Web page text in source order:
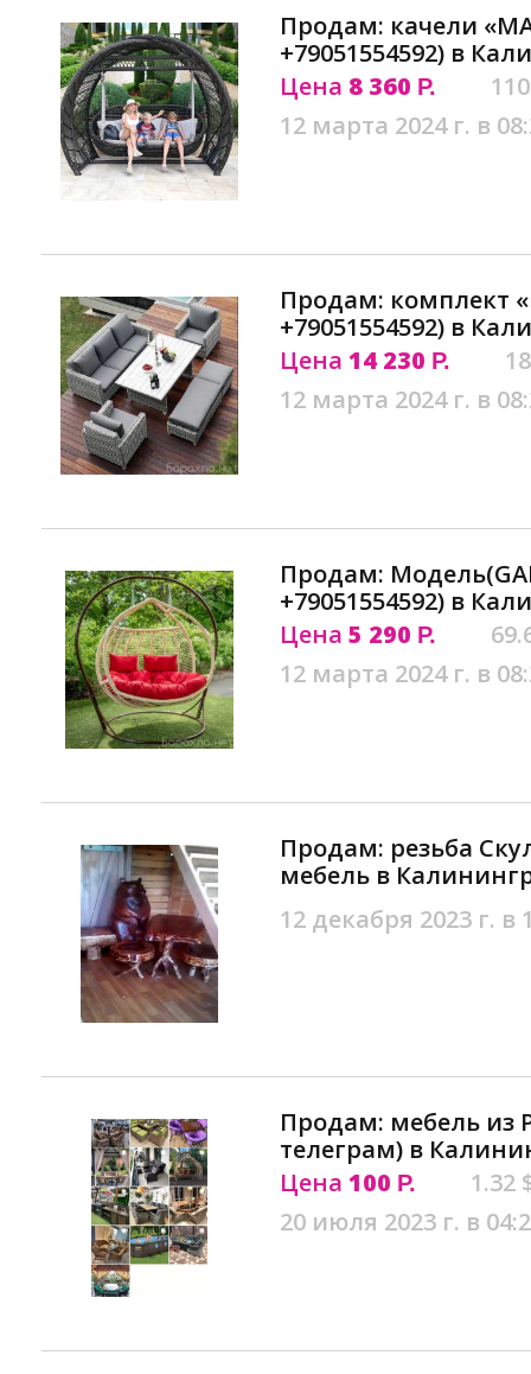
Продам: качели
+79051554592) в
Цена 8 360 Р.
12 марта 2024 г. в
Продам: комплект
+79051554592) в
Цена 14 230 Р.
12 марта 2024 г. в
Продам:
+79051554592) в
Цена 5 290 Р.
12 марта 2024 г. в
Продам: резьба
мебель в
12 декабря 2023 г. в
Продам: мебель из
телеграм) в
Цена 100 Р.
1.32
20 июля 2023 г. в